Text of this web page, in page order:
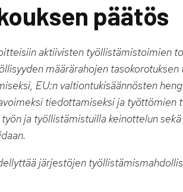
päätös
aktiivisten työllistämistoimien
määrärahojen
EU:n valtiontukisäännösten
tiedottamiseksi ja työttömien
ja työllistämistuilla keinottelun
järjestöjen